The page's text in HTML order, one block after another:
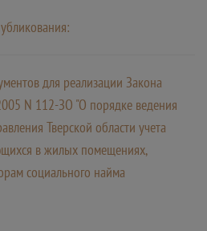
для реализации Закона
N 112-ЗО "О порядке ведения
Тверской области учета
в жилых помещениях,
социального найма